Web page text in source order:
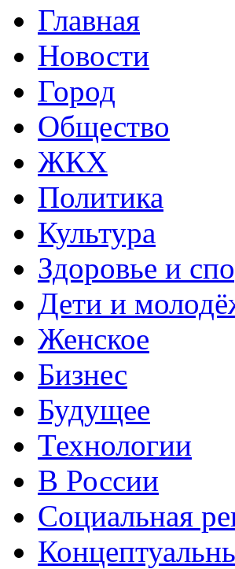
Главная
Новости
Город
Общество
ЖКХ
Политика
Культура
Здоровье и
Дети и
Женское
Бизнес
Будущее
Технологии
В России
Социальная